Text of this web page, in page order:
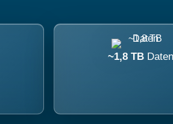
~1,8 TB Daten